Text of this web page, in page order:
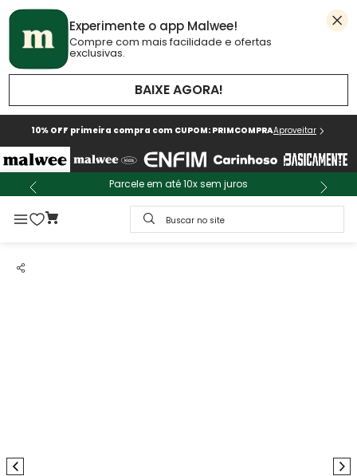
Experimente o app Malwee!
Compre com mais facilidade e ofertas
exclusivas.
BAIXE AGORA!
10% OFF primeira compra com CUPOM: PRIMCOMPRAAproveitar
Parcele em até 10x sem juros
Buscar no site